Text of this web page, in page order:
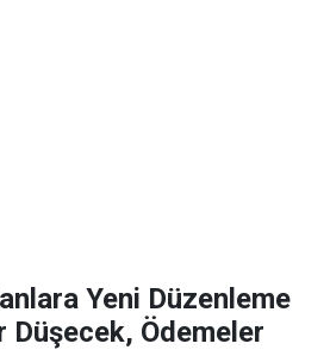
Yeni Düzenleme
Düşecek, Ödemeler